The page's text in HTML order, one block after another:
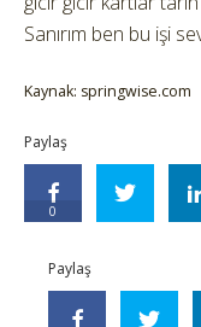
Sanırım ben bu işi
Kaynak: springwise.com
Paylaş
0
Paylaş